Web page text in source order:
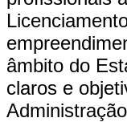
âmbito do
claros e